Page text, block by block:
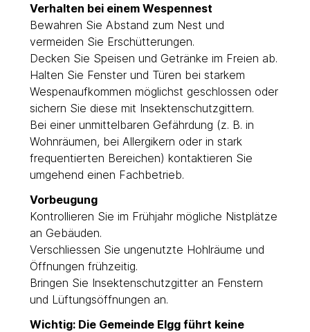
Verhalten bei einem Wespennest
Bewahren Sie Abstand zum Nest und
vermeiden Sie Erschütterungen.
Decken Sie Speisen und Getränke im Freien ab.
Halten Sie Fenster und Türen bei starkem
Wespenaufkommen möglichst geschlossen oder
sichern Sie diese mit Insektenschutzgittern.
Bei einer unmittelbaren Gefährdung (z. B. in
Wohnräumen, bei Allergikern oder in stark
frequentierten Bereichen) kontaktieren Sie
umgehend einen Fachbetrieb.
Vorbeugung
Kontrollieren Sie im Frühjahr mögliche Nistplätze
an Gebäuden.
Verschliessen Sie ungenutzte Hohlräume und
Öffnungen frühzeitig.
Bringen Sie Insektenschutzgitter an Fenstern
und Lüftungsöffnungen an.
Wichtig: Die Gemeinde Elgg führt keine